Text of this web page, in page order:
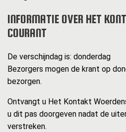
INFORMATIE OVER HET
COURANT
De verschijndag is: donderdag
Bezorgers mogen de krant op
bezorgen.
Ontvangt u Het Kontakt
u dit pas doorgeven nadat de
verstreken.